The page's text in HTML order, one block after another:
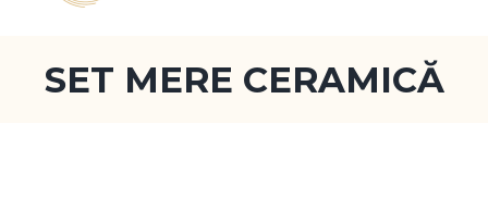
SET MERE CERAMICĂ